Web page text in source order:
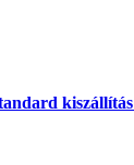
kiszállítás